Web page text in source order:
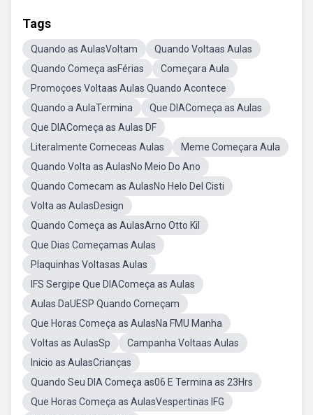
Tags
Quando as AulasVoltam
Quando Voltaas Aulas
Quando Começa asFérias
Começara Aula
Promoçoes Voltaas Aulas Quando Acontece
Quando a AulaTermina
Que DIAComeça as Aulas
Que DIAComeça as Aulas DF
Literalmente Comeceas Aulas
Meme Começara Aula
Quando Volta as AulasNo Meio Do Ano
Quando Comecam as AulasNo Helo Del Cisti
Volta as AulasDesign
Quando Começa as AulasArno Otto Kil
Que Dias Começamas Aulas
Plaquinhas Voltasas Aulas
IFS Sergipe Que DIAComeça as Aulas
Aulas DaUESP Quando Começam
Que Horas Começa as AulasNa FMU Manha
Voltas as AulasSp
Campanha Voltaas Aulas
Inicio as AulasCrianças
Quando Seu DIA Começa as06 E Termina as 23Hrs
Que Horas Começa as AulasVespertinas IFG